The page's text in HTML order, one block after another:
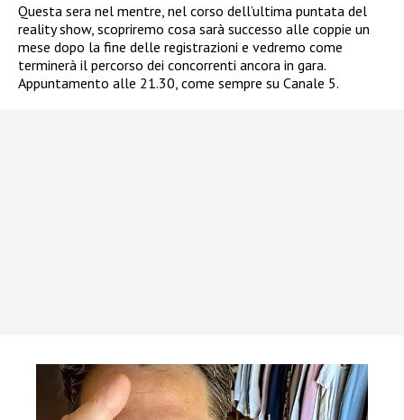
Questa sera nel mentre, nel corso dell’ultima puntata del
reality show, scopriremo cosa sarà successo alle coppie un
mese dopo la fine delle registrazioni e vedremo come
terminerà il percorso dei concorrenti ancora in gara.
Appuntamento alle 21.30, come sempre su Canale 5.